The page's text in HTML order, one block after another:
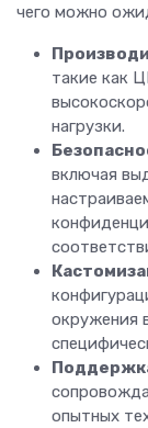
чего можно
такие как
нагрузки.
включая
окружения
опытных